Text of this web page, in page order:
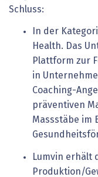
Schluss:
In der
Health. Das
Plattform zur
in
Coaching-
präventiven
Massstäbe im
Lumvin erhält
Produktion/